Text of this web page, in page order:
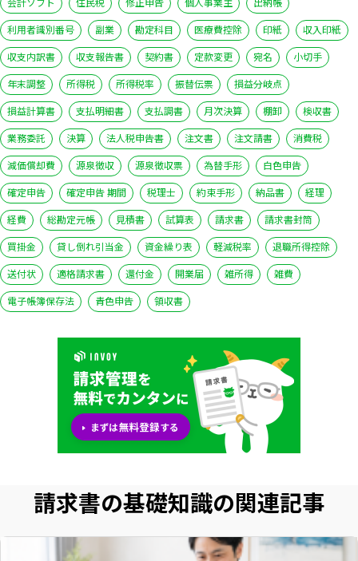
利用者識別番号
副業 勘定科目 医療費控除 印紙
収入印紙
収支内訳書
収支報告書 契約書 定款変更 宛名
小切手
年末調整
所得税 所得税率 振替伝票
損益分岐点
損益計算書
支払明細書 支払調書 月次決算 棚卸
検収書
業務委託
決算 法人税申告書 注文書 注文請書
消費税
減価償却費
源泉徴収 源泉徴収票 為替手形
白色申告
確定申告
確定申告 期間 税理士 約束手形 納品書
経理
経費
総勘定元帳 見積書 試算表 請求書
請求書封筒
買掛金
貸し倒れ引当金 資金繰り表 軽減税率
退職所得控除
送付状
適格請求書 還付金 開業届 雑所得
雑費
電子帳簿保存法
青色申告 領収書
請求書の基礎知識の関連記事